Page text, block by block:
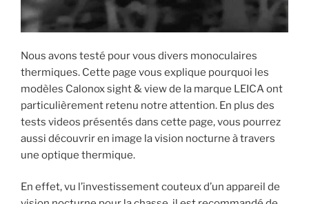
Nous avons testé pour vous divers monoculaires
thermiques. Cette page vous explique pourquoi les
modèles Calonox sight & view de la marque LEICA ont
particulièrement retenu notre attention. En plus des
tests videos présentés dans cette page, vous pourrez
aussi découvrir en image la vision nocturne à travers
une optique thermique.
En effet, vu l’investissement couteux d’un appareil de